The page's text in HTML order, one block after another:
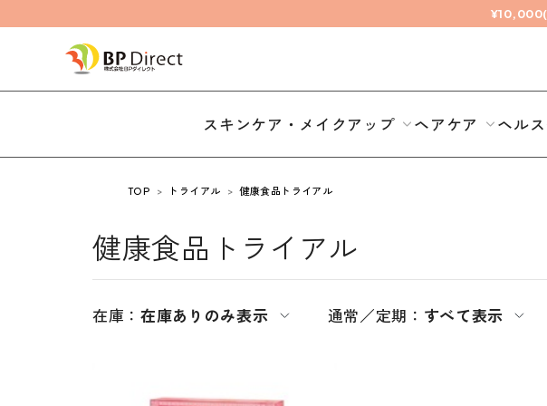
¥10,000(
スキンケア・メイクアップ ヘアケア ヘル
TOP トライアル 健康食品トライアル
健康食品トライアル
在庫：在庫ありのみ表示 通常／定期： すべて表示